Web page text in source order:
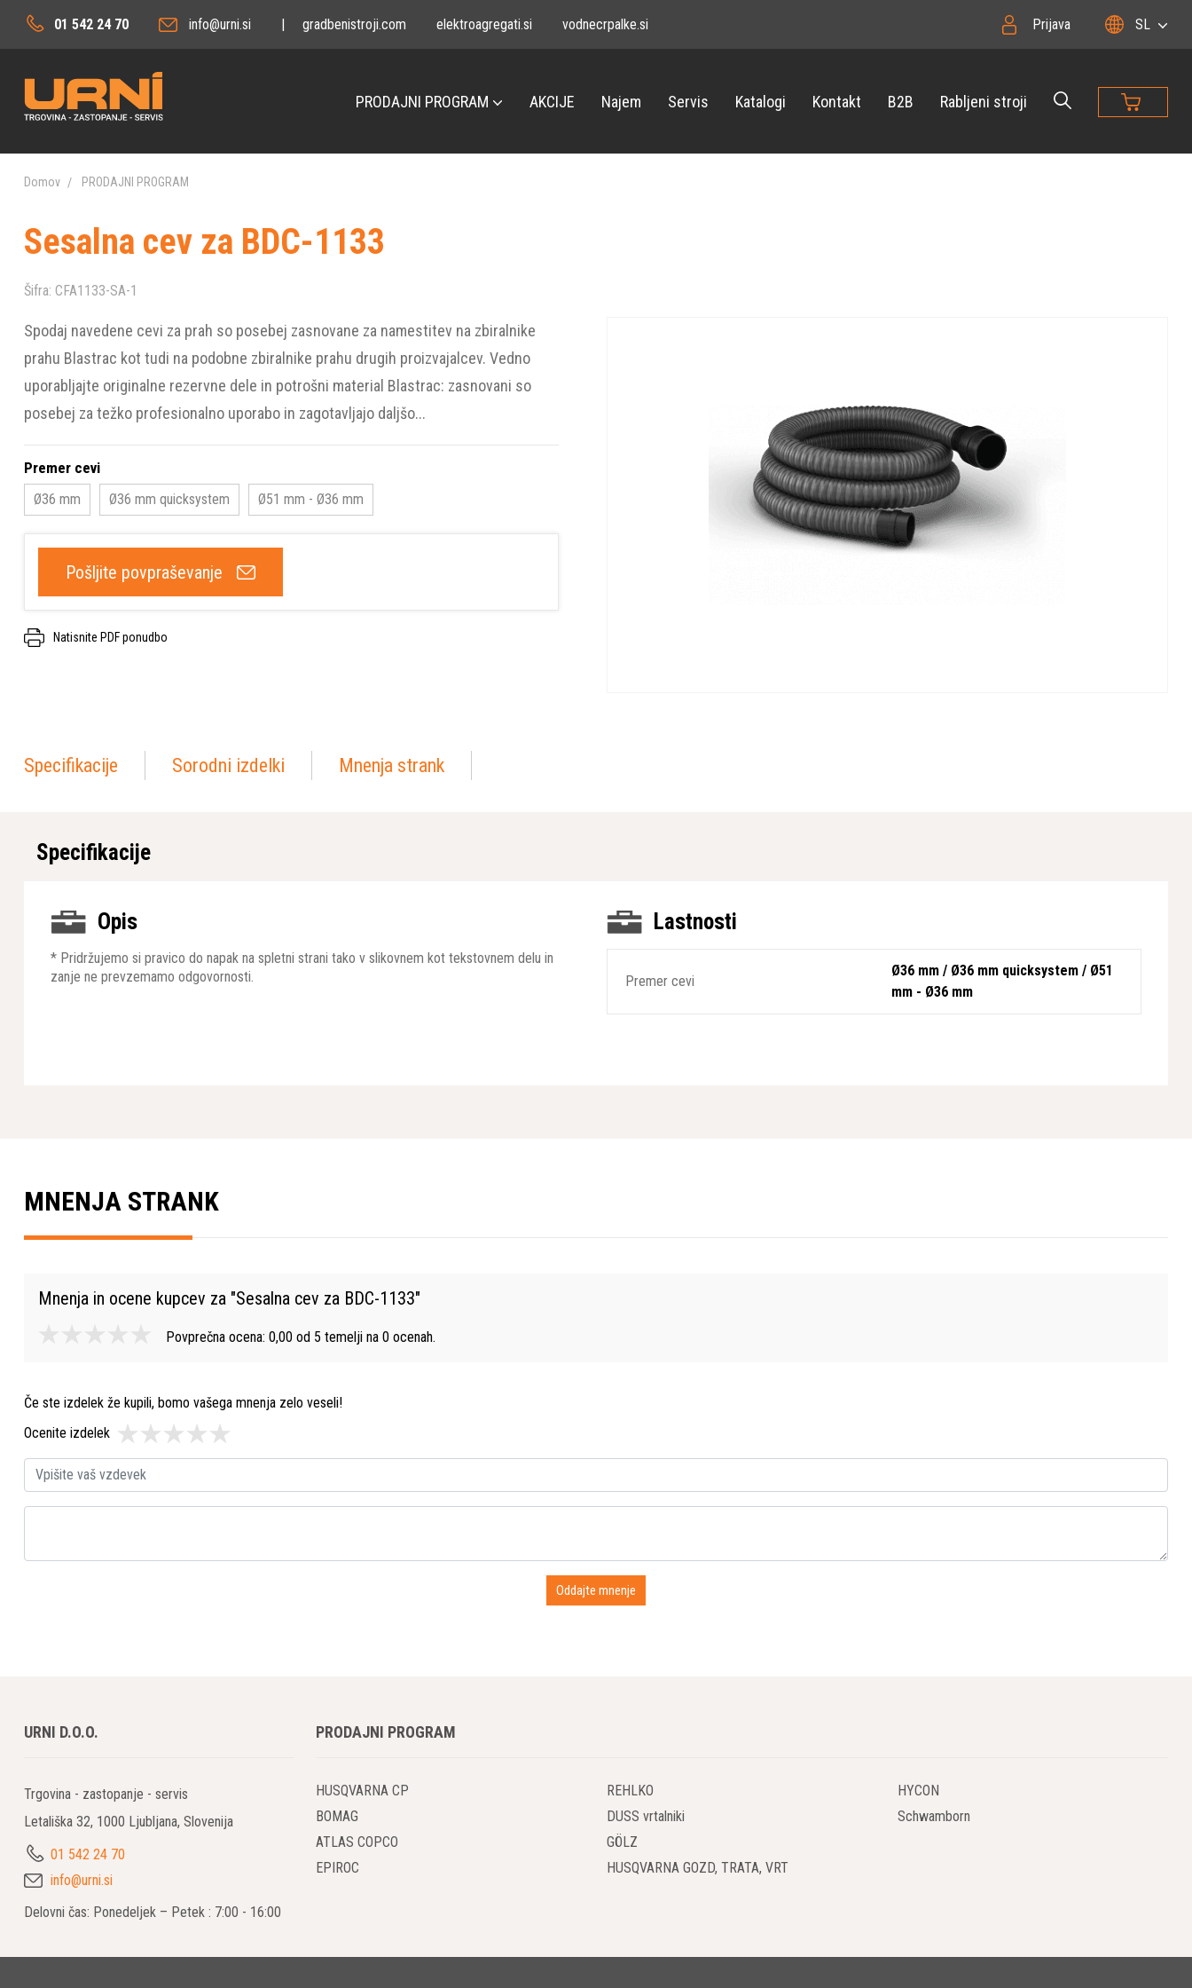
01 542 24 70 info@urni.si | gradbenistroji.com elektroagregati.si vodnecrpalke.si Prijava SL
PRODAJNI PROGRAM AKCIJE Najem Servis Katalogi Kontakt B2B Rabljeni stroji
Domov PRODAJNI PROGRAM
Sesalna cev za BDC-1133
Šifra: CFA1133-SA-1
Spodaj navedene cevi za prah so posebej zasnovane za namestitev na zbiralnike
prahu Blastrac kot tudi na podobne zbiralnike prahu drugih proizvajalcev. Vedno
uporabljajte originalne rezervne dele in potrošni material Blastrac: zasnovani so
posebej za težko profesionalno uporabo in zagotavljajo daljšo...
Premer cevi
Ø36 mm Ø36 mm quicksystem Ø51 mm - Ø36 mm
Pošljite povpraševanje
Natisnite PDF ponudbo
Specifikacije Sorodni izdelki Mnenja strank
Specifikacije
Opis
* Pridržujemo si pravico do napak na spletni strani tako v slikovnem kot tekstovnem delu in
zanje ne prevzemamo odgovornosti.
Lastnosti
Premer cevi
Ø36 mm / Ø36 mm quicksystem / Ø51
mm - Ø36 mm
MNENJA STRANK
Mnenja in ocene kupcev za "Sesalna cev za BDC-1133"
Povprečna ocena: 0,00 od 5 temelji na 0 ocenah.
Če ste izdelek že kupili, bomo vašega mnenja zelo veseli!
Ocenite izdelek
URNI D.O.O.
Trgovina - zastopanje - servis
Letališka 32, 1000 Ljubljana, Slovenija
01 542 24 70
info@urni.si
Delovni čas: Ponedeljek – Petek : 7:00 - 16:00
PRODAJNI PROGRAM
HUSQVARNA CP
BOMAG
ATLAS COPCO
EPIROC
REHLKO
DUSS vrtalniki
GÖLZ
HUSQVARNA GOZD, TRATA, VRT
HYCON
Schwamborn